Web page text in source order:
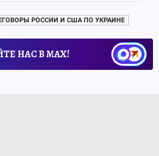
РОССИИ И США ПО УКРАИНЕ
НАС В МАХ!